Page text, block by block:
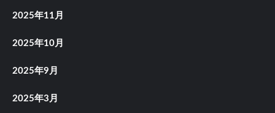
2025年11月
2025年10月
2025年9月
2025年3月